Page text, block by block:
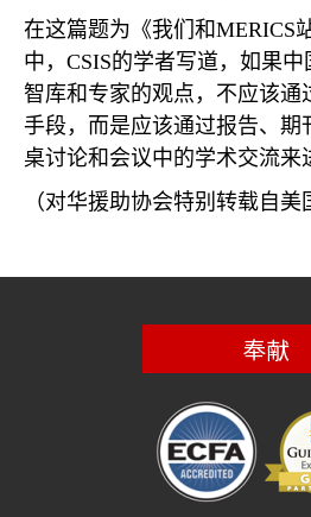
在这篇题为《我们和MERICS
中， CSIS的学者写道，如果
智库和专家的观点，不应该通
手段，而是应该通过报告、期
桌讨论和会议中的学术交流来
（对华援助协会特别转载自美
奉献